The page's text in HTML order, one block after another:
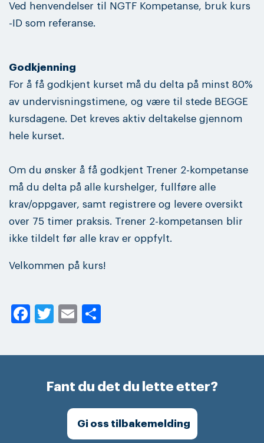
Ved henvendelser til NGTF Kompetanse, bruk kurs
-ID som referanse.
Godkjenning
For å få godkjent kurset må du delta på minst 80%
av undervisningstimene, og være til stede BEGGE
kursdagene. Det kreves aktiv deltakelse gjennom
hele kurset.
Om du ønsker å få godkjent Trener 2-kompetanse
må du delta på alle kurshelger, fullføre alle
krav/oppgaver, samt registrere og levere oversikt
over 75 timer praksis. Trener 2-kompetansen blir
ikke tildelt før alle krav er oppfylt.
Velkommen på kurs!
Facebook
Twitter
Email
Fant du det du lette etter?
Gi oss tilbakemelding